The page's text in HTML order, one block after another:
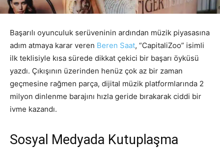
Başarılı oyunculuk serüveninin ardından müzik piyasasına
adım atmaya karar veren Beren Saat, “CapitaliZoo” isimli
ilk teklisiyle kısa sürede dikkat çekici bir başarı öyküsü
yazdı. Çıkışının üzerinden henüz çok az bir zaman
geçmesine rağmen parça, dijital müzik platformlarında 2
milyon dinlenme barajını hızla geride bırakarak ciddi bir
ivme kazandı.
Sosyal Medyada Kutuplaşma